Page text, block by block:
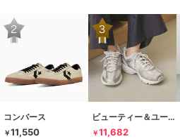
コンバース
￥11,550
ビューティー＆ユース ユナイテッドアローズ
￥11,682